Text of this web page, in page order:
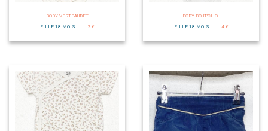
BODY VERTBAUDET
FILLE 18 MOIS
2 €
BODY BOUT'CHOU
FILLE 18 MOIS
4 €